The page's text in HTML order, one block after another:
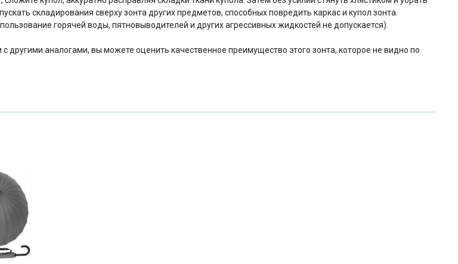
складирования сверху зонта других предметов, способных повредить каркас и купол зонта.
горячей воды, пятновыводителей и других агрессивных жидкостей не допускается).
с другими аналогами, вы можете оценить качественное преимущество этого зонта, которое не видно по